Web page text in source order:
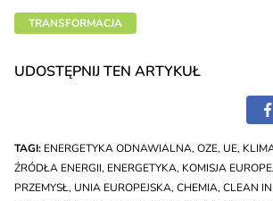
TRANSFORMACJA
UDOSTĘPNIJ TEN ARTYKUŁ
TAGI: ENERGETYKA ODNAWIALNA, OZE, UE,
ŹRÓDŁA ENERGII, ENERGETYKA, KOMISJA
PRZEMYSŁ, UNIA EUROPEJSKA, CHEMIA, CLEAN